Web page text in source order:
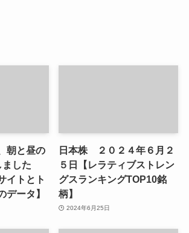
朝と昼の
した
イトとト
データ】
日本株 ２０２４年６月２
５日【レラティブストレン
グスランキングTOP10銘
柄】
2024年6月25日